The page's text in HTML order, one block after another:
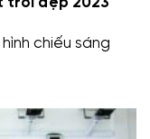
chiếu sáng